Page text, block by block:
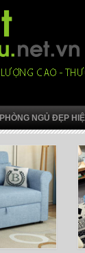
PHÒNG NGỦ ĐẸP